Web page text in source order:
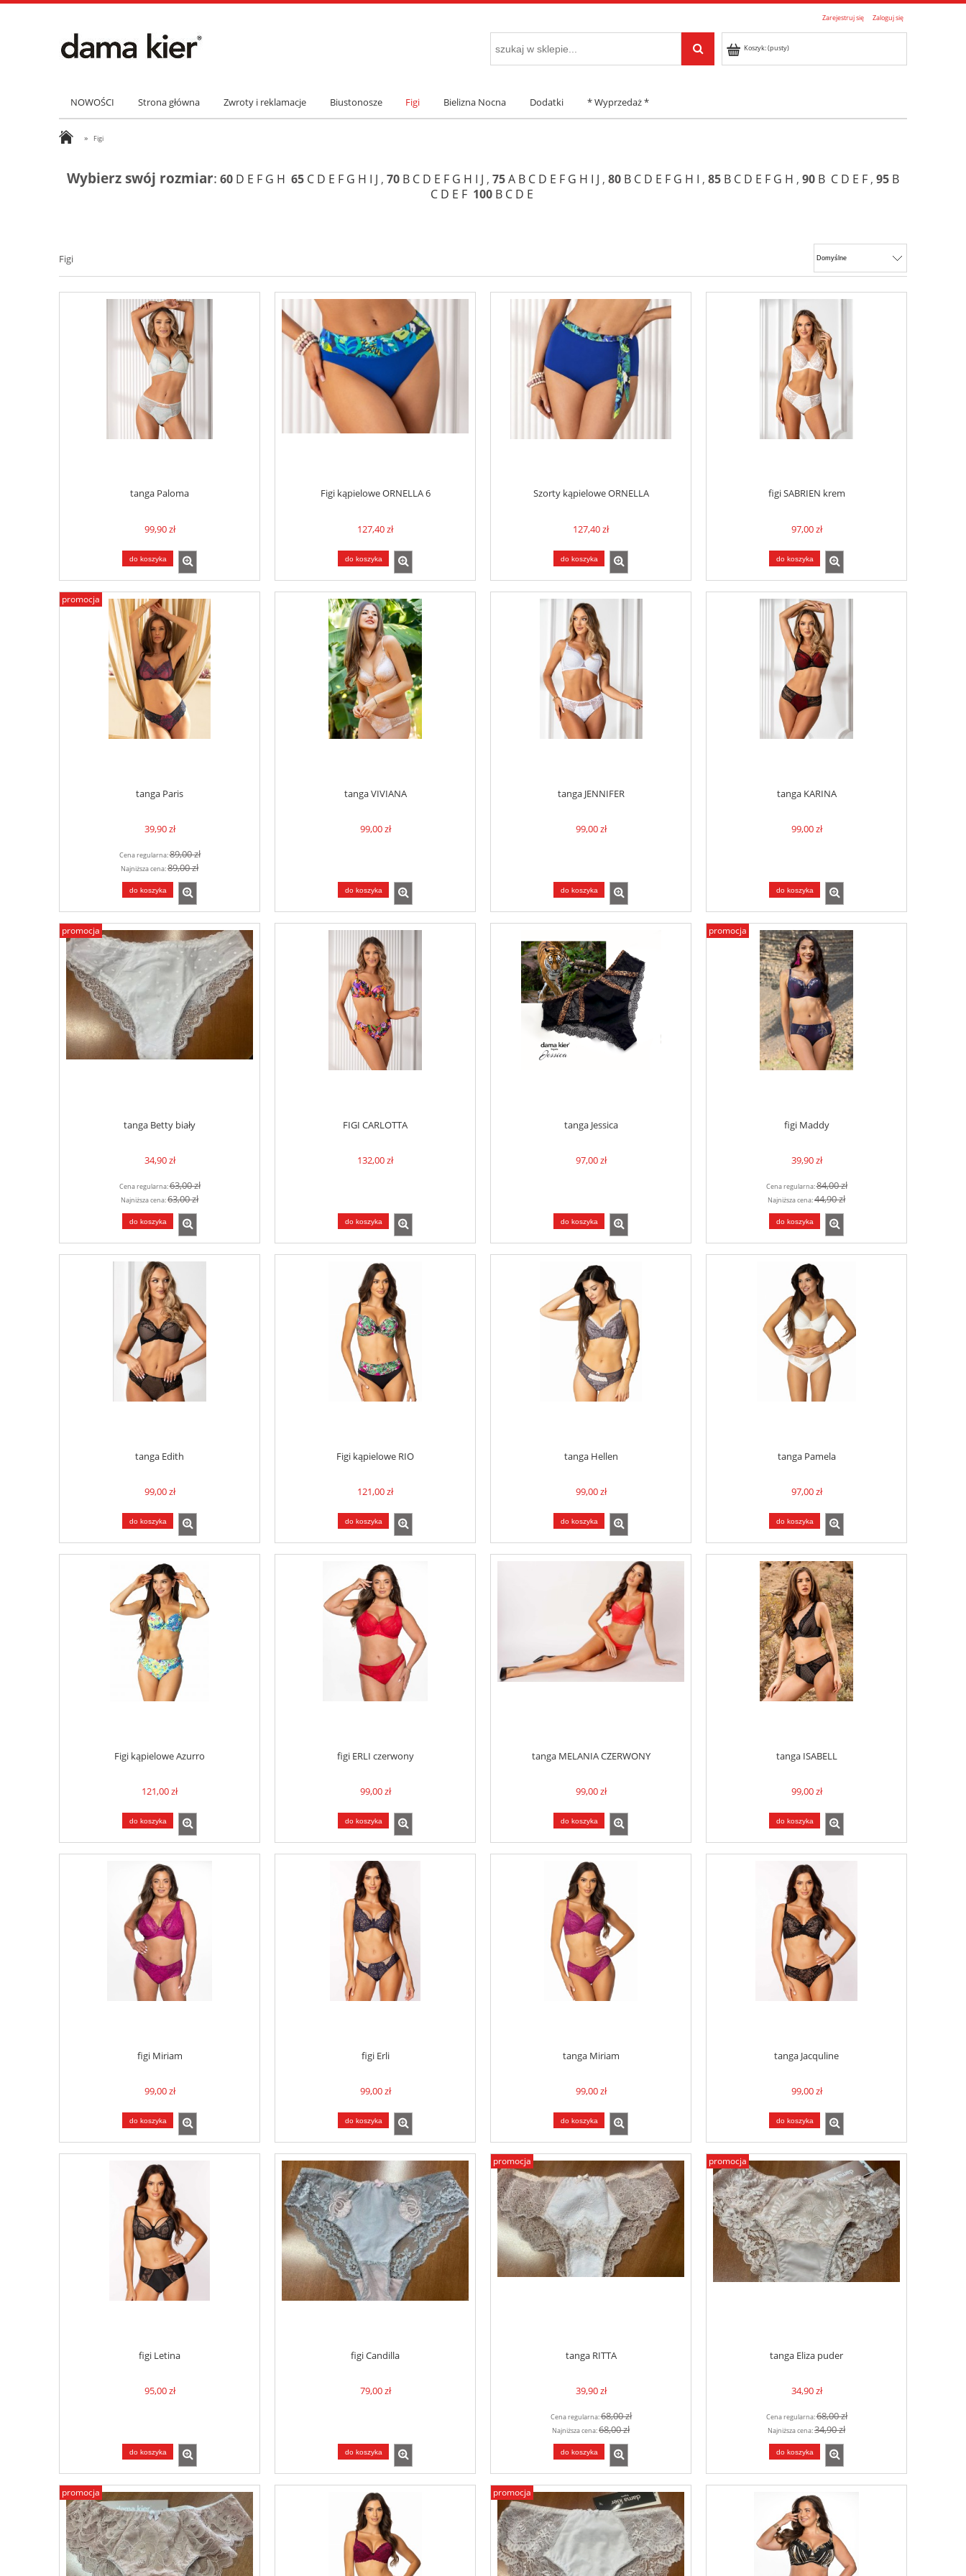
Zarejestruj się Zaloguj się
Koszyk:(pusty)
NOWOŚCI Strona główna Zwroty i reklamacje Biustonosze Figi Bielizna Nocna Dodatki * Wyprzedaż *
» Figi
Wybierz swój rozmiar: 60 D E F G H 65 C D E F G H I J , 70 B C D E F G H I J , 75A B C D E F G H I J , 80 B C D E F G H I , 85 B C D E F G H , 90 B C D E F , 95 B
C D E F 100 B C D E
Figi
tanga Paloma
99,90 zł
do koszyka
Figi kąpielowe ORNELLA 6
127,40 zł
do koszyka
Szorty kąpielowe ORNELLA
127,40 zł
do koszyka
figi SABRIEN krem
97,00 zł
do koszyka
tanga Paris
39,90 zł
Cena regularna:89,00 zł
Najniższa cena:89,00 zł
do koszyka
promocja
tanga VIVIANA
99,00 zł
do koszyka
tanga JENNIFER
99,00 zł
do koszyka
tanga KARINA
99,00 zł
do koszyka
tanga Betty biały
34,90 zł
Cena regularna:63,00 zł
Najniższa cena:63,00 zł
do koszyka
promocja
FIGI CARLOTTA
132,00 zł
do koszyka
tanga Jessica
97,00 zł
do koszyka
figi Maddy
39,90 zł
Cena regularna:84,00 zł
Najniższa cena:44,90 zł
do koszyka
promocja
tanga Edith
99,00 zł
do koszyka
Figi kąpielowe RIO
121,00 zł
do koszyka
tanga Hellen
99,00 zł
do koszyka
tanga Pamela
97,00 zł
do koszyka
Figi kąpielowe Azurro
121,00 zł
do koszyka
figi ERLI czerwony
99,00 zł
do koszyka
tanga MELANIA CZERWONY
99,00 zł
do koszyka
tanga ISABELL
99,00 zł
do koszyka
figi Miriam
99,00 zł
do koszyka
figi Erli
99,00 zł
do koszyka
tanga Miriam
99,00 zł
do koszyka
tanga Jacquline
99,00 zł
do koszyka
figi Letina
95,00 zł
do koszyka
figi Candilla
79,00 zł
do koszyka
tanga RITTA
39,90 zł
Cena regularna:68,00 zł
Najniższa cena:68,00 zł
do koszyka
promocja
tanga Eliza puder
34,90 zł
Cena regularna:68,00 zł
Najniższa cena:34,90 zł
do koszyka
promocja
promocja promocja